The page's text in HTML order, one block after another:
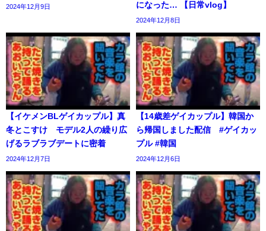
2024年12月9日
になった… 【日常vlog】
2024年12月8日
【イケメンBLゲイカップル】真
冬とこすけ モデル2人の繰り広
げるラブラブデートに密着
2024年12月7日
【14歳差ゲイカップル】韓国か
ら帰国しました配信 #ゲイカッ
プル #韓国
2024年12月6日